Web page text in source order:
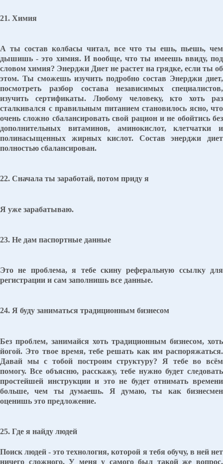
21. Химия
А ты состав колбасы читал, все что ты ешь, пьешь, чем
дышишь - это химия. И вообще, что ты имеешь ввиду, под
словом химия? Энерджи Диет не растет на грядке, если ты об
этом. Ты сможешь изучить подробно состав Энерджи диет,
посмотреть разбор состава независимых специалистов,
изучить сертификаты. Любому человеку, кто хоть раз
сталкивался с правильным питанием становилось ясно, что
очень сложно сбалансировать свой рацион и не обойтись без
дополнительных витаминов, аминокислот, клетчатки и
полинасыщенных жирных кислот. Состав энерджи диет
полностью сбалансирован.
22. Сначала ты заработай, потом приду я
Я уже зарабатываю.
23. Не дам паспортные данные
Это не проблема, я тебе скину реферальную ссылку для
регистрации и сам заполнишь все данные.
24. Я буду заниматься традиционным бизнесом
Без проблем, занимайся хоть традиционным бизнесом, хоть
йогой. Это твое время, тебе решать как им распоряжаться.
Давай мы с тобой построим структуру? Я тебе во всём
помогу. Все объясню, расскажу, тебе нужно будет следовать
простейшей инструкции и это не будет отнимать времени
больше, чем ты думаешь. Я думаю, ты как бизнесмен
оценишь это предложение.
25. Где я найду людей
Поиск людей - это технология, которой я тебя обучу, в ней нет
ничего сложного. У меня у самого был такой же вопрос.